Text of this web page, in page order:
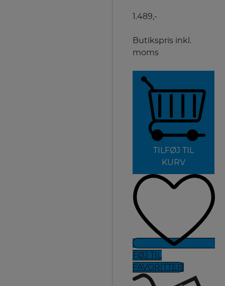
1.489,-
Butikspris inkl.
moms
TILFØJ TIL
KURV
FØJ TIL
FAVORITTER